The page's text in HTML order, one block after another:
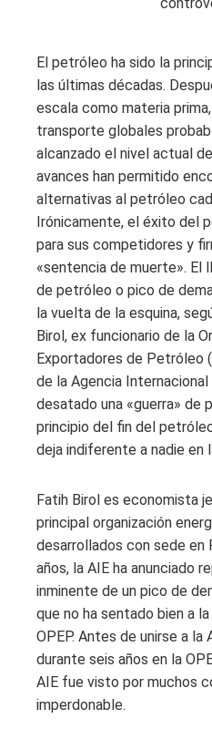
El petróleo ha sido la
las últimas décadas.
escala como materia
transporte globales
alcanzado el nivel actual
avances han permitido
alternativas al petróleo
Irónicamente, el éxito del
para sus competidores y
«sentencia de muerte». El
de petróleo o pico de
la vuelta de la esquina,
Birol, ex funcionario de la
Exportadores de Petróleo
de la Agencia Internacional
desatado una «guerra» de
principio del fin del
deja indiferente a nadie en
Fatih Birol es economista
principal organización
desarrollados con sede en
años, la AIE ha anunciado
inminente de un pico de
que no ha sentado bien a
OPEP. Antes de unirse a la
durante seis años en la
AIE fue visto por muchos
imperdonable.